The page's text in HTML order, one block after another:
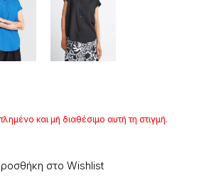
και μή διαθέσιμο αυτή τη στιγμή.
στο Wishlist